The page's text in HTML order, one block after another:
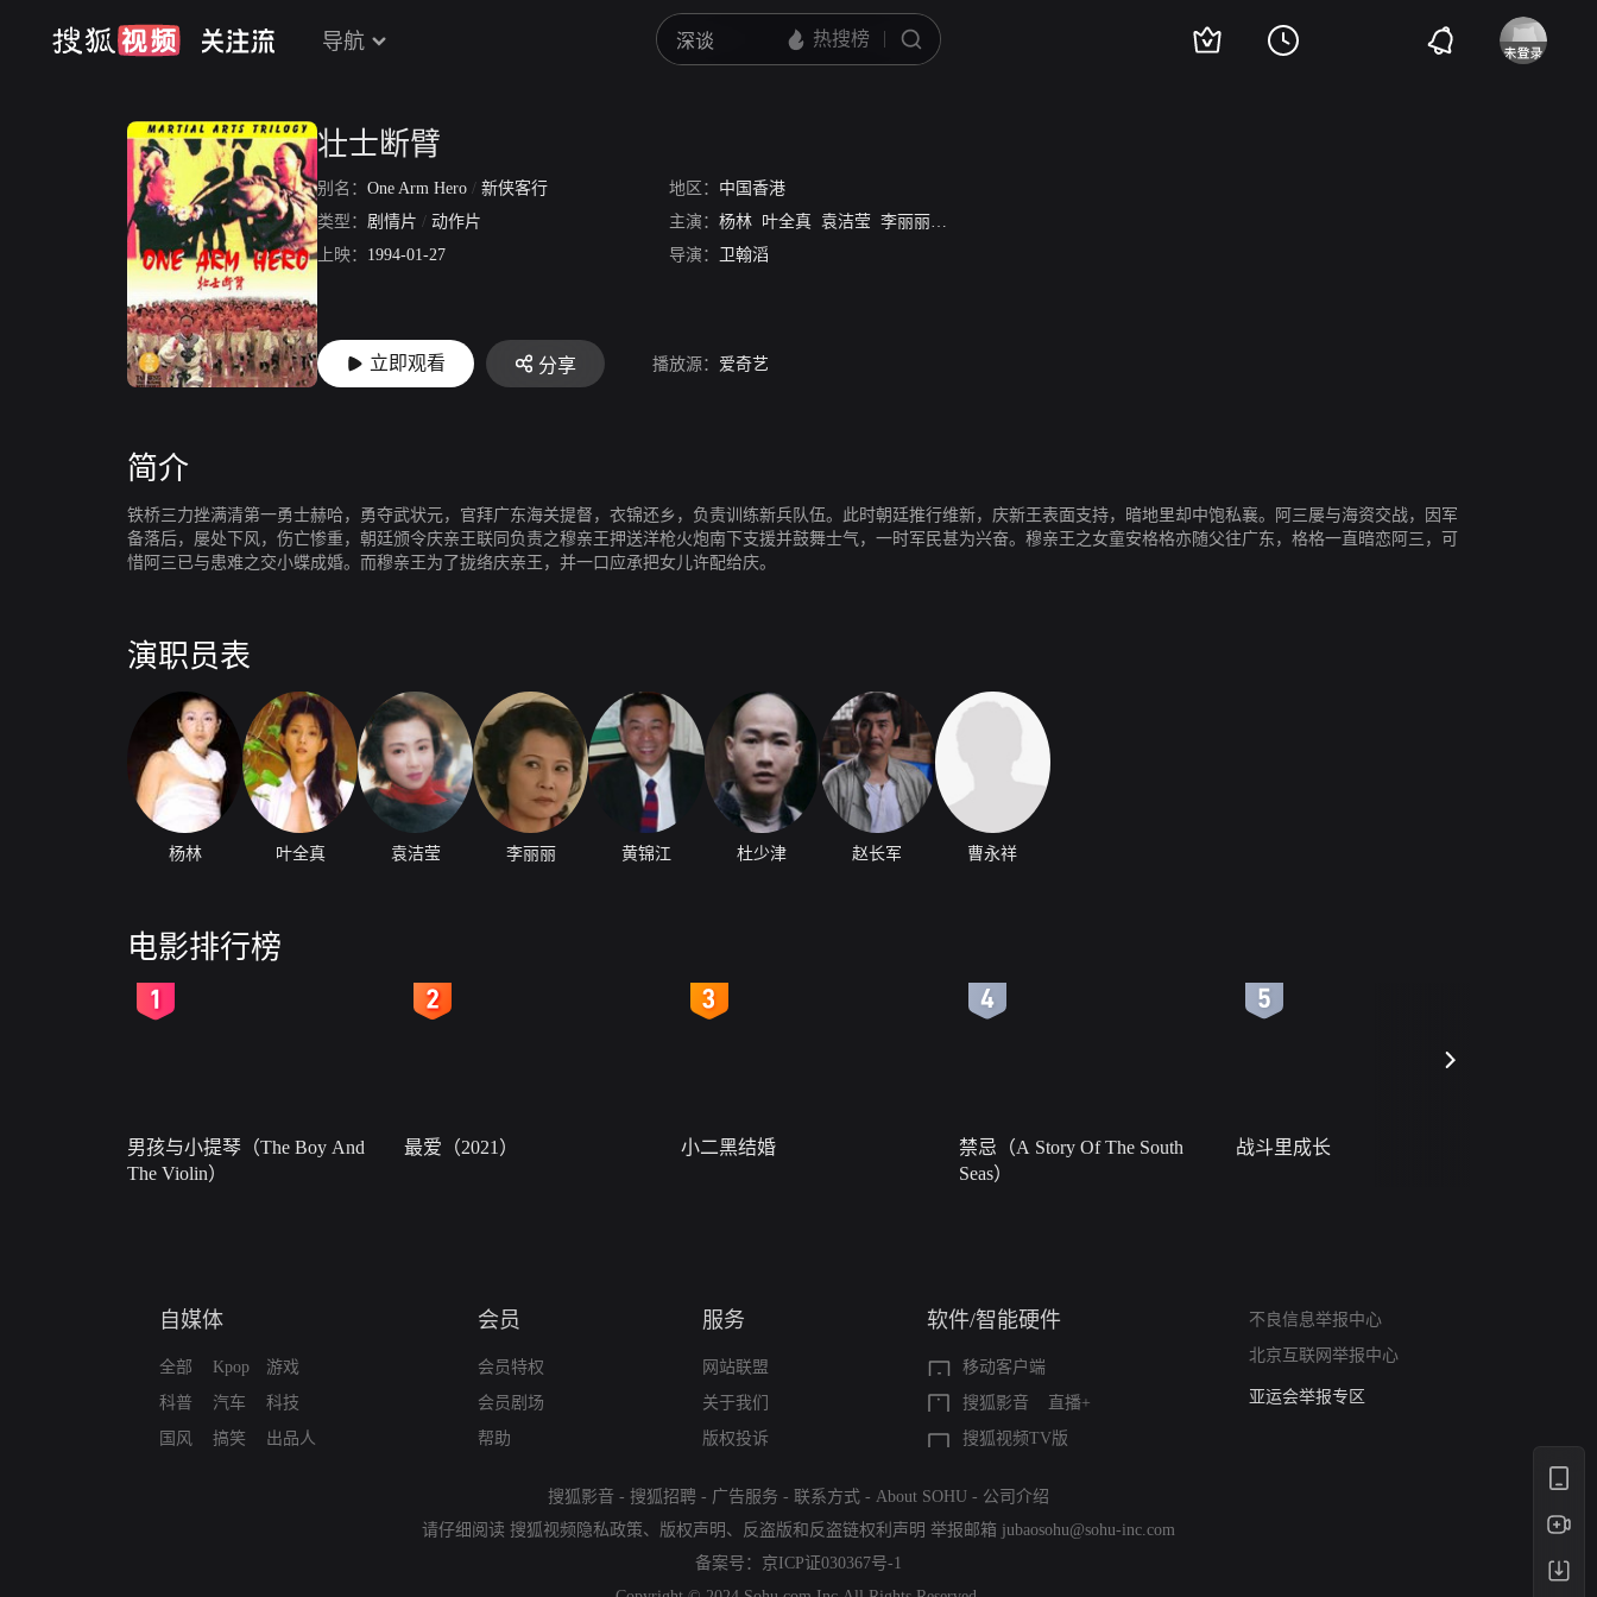
导航
壮士断臂
别名： One Arm Hero / 新侠客行 地区： 中国香港
类型： 剧情片 / 动作片 主演： 杨林 叶全真 袁洁莹 李丽丽 黄锦江
上映： 1994-01-27 导演： 卫翰滔
立即观看 分享 播放源： 爱奇艺
简介
铁桥三力挫满清第一勇士赫哈，勇夺武状元，官拜广东海关提督，衣锦还乡，负责训练新兵队伍。此时朝廷推行维新，庆新王表面支持，暗地里却中饱私襄。阿三屡与海资交战，因军
备落后，屡处下风，伤亡惨重，朝廷颁令庆亲王联同负责之穆亲王押送洋枪火炮南下支援并鼓舞士气，一时军民甚为兴奋。穆亲王之女童安格格亦随父往广东，格格一直暗恋阿三，可
惜阿三已与患难之交小蝶成婚。而穆亲王为了拢络庆亲王，并一口应承把女儿许配给庆。
演职员表
杨林 叶全真 袁洁莹 李丽丽 黄锦江 杜少津 赵长军 曹永祥
电影排行榜
男孩与小提琴（The Boy And
The Violin）
最爱（2021） 小二黑结婚
禁忌（A Story Of The South
Seas）
战斗里成长
自媒体
全部
科普
国风
Kpop
汽车
搞笑
游戏
科技
出品人
会员
会员特权
会员剧场
帮助
服务
网站联盟
关于我们
版权投诉
软件/智能硬件
移动客户端
搜狐影音
直播+
搜狐视频TV版
不良信息举报中心
北京互联网举报中心
算法推荐专项举报
亚运会举报专区
搜狐影音 - 搜狐招聘 - 广告服务 - 联系方式 - About SOHU - 公司介绍
请仔细阅读 搜狐视频隐私政策、 版权声明 、 反盗版和反盗链权利声明 举报邮箱 jubaosohu@sohu-inc.com
备案号： 京ICP证030367号-1